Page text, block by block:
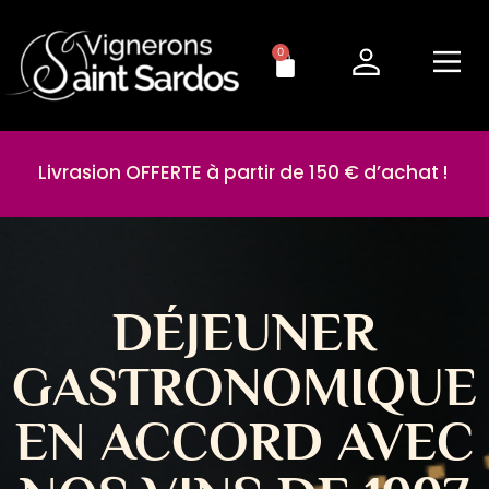
0
Livrasion OFFERTE à partir de 150 € d’achat !
DÉJEUNER
GASTRONOMIQUE
EN ACCORD AVEC